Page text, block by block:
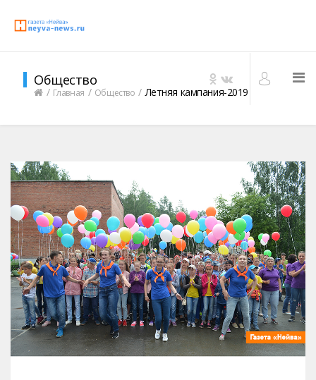
Общество
Главная Общество Летняя кампания-2019